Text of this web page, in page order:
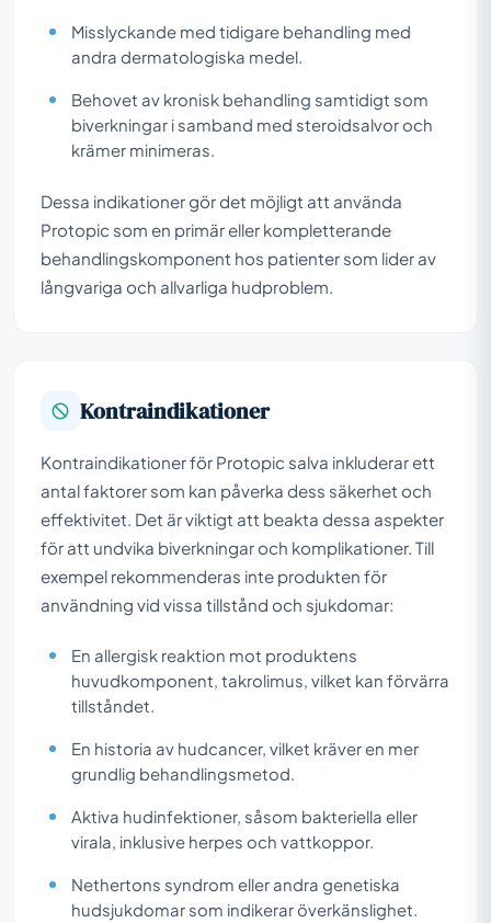
Misslyckande med tidigare behandling med
andra dermatologiska medel.
Behovet av kronisk behandling samtidigt som
biverkningar i samband med steroidsalvor och
krämer minimeras.
Dessa indikationer gör det möjligt att använda
Protopic som en primär eller kompletterande
behandlingskomponent hos patienter som lider av
långvariga och allvarliga hudproblem.
Kontraindikationer
Kontraindikationer för Protopic salva inkluderar ett
antal faktorer som kan påverka dess säkerhet och
effektivitet. Det är viktigt att beakta dessa aspekter
för att undvika biverkningar och komplikationer. Till
exempel rekommenderas inte produkten för
användning vid vissa tillstånd och sjukdomar:
En allergisk reaktion mot produktens
huvudkomponent, takrolimus, vilket kan förvärra
tillståndet.
En historia av hudcancer, vilket kräver en mer
grundlig behandlingsmetod.
Aktiva hudinfektioner, såsom bakteriella eller
virala, inklusive herpes och vattkoppor.
Nethertons syndrom eller andra genetiska
hudsjukdomar som indikerar överkänslighet.